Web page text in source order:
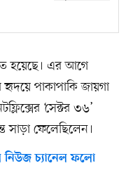
হয়েছে। এর আগে
পাকাপাকি জায়গা
‘সেক্টর ৩৬’
সাড়া ফেলেছিলেন।
চ্যানেল ফলো